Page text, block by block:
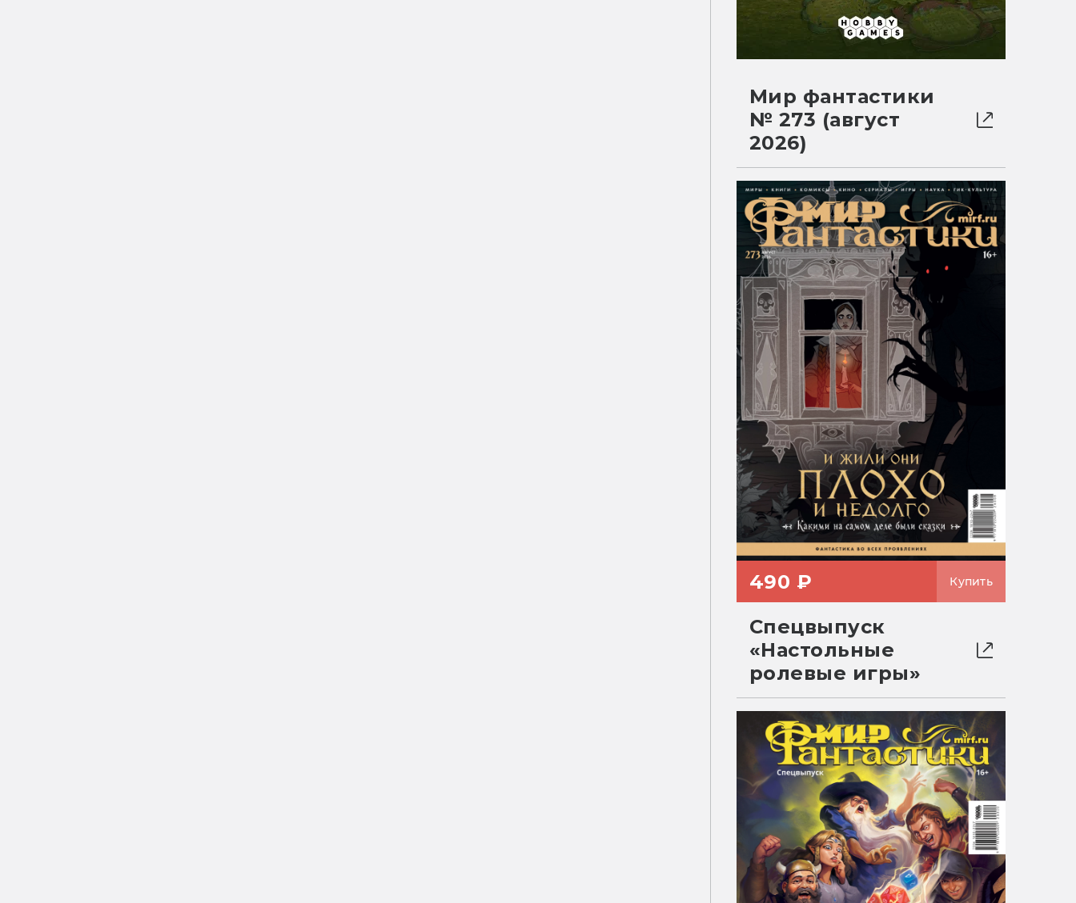
Мир фантастики
№ 273 (август
2026)
490 ₽ Купить
Спецвыпуск
«Настольные
ролевые игры»